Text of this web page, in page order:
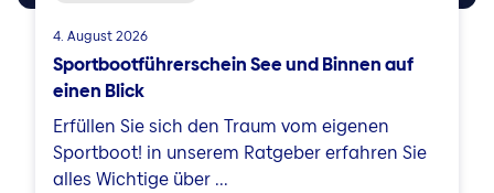
4. August 2026
Sportbootführerschein See und Binnen auf
einen Blick
Erfüllen Sie sich den Traum vom eigenen
Sportboot! in unserem Ratgeber erfahren Sie
alles Wichtige über ...